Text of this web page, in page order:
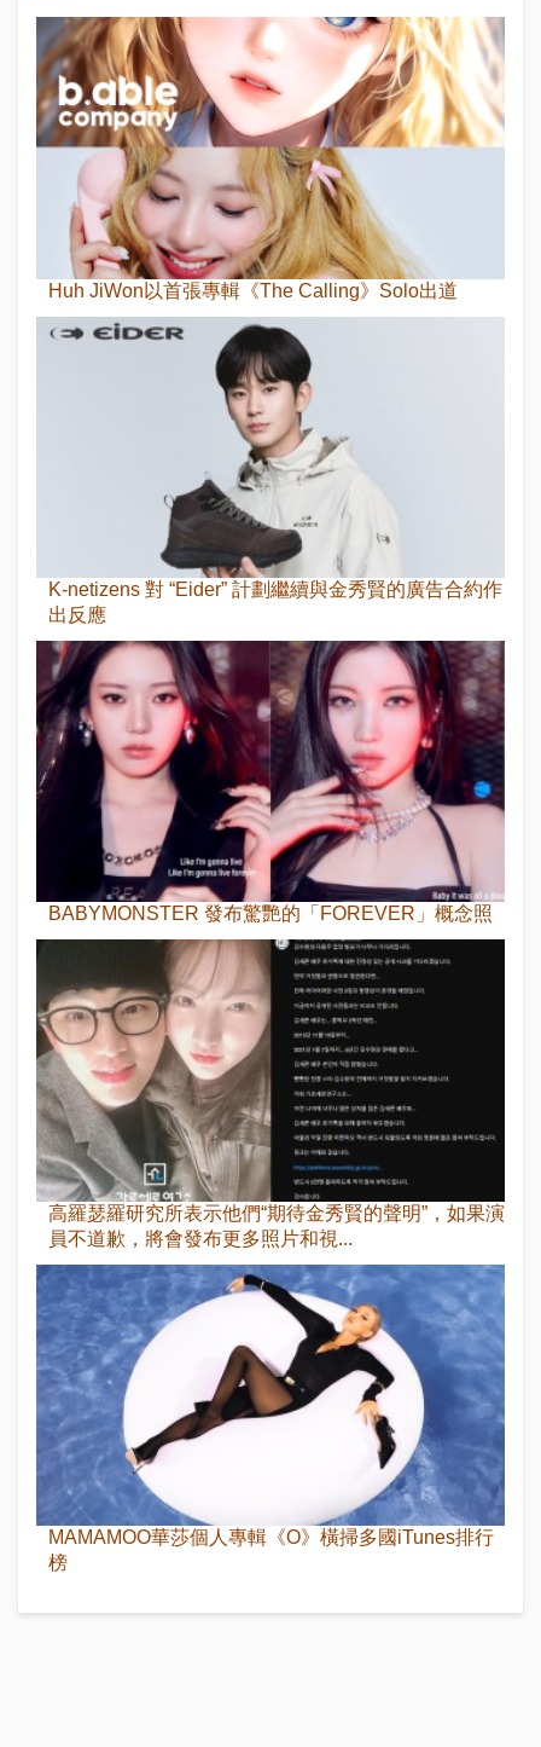
Huh JiWon以首張專輯《The Calling》Solo出道
K-netizens 對 “Eider” 計劃繼續與金秀賢的廣告合約作
出反應
BABYMONSTER 發布驚艷的「FOREVER」概念照
高羅瑟羅研究所表示他們“期待金秀賢的聲明”，如果演
員不道歉，將會發布更多照片和視...
MAMAMOO華莎個人專輯《O》橫掃多國iTunes排行
榜